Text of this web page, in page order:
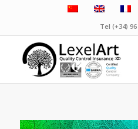
Tel (+34) 96